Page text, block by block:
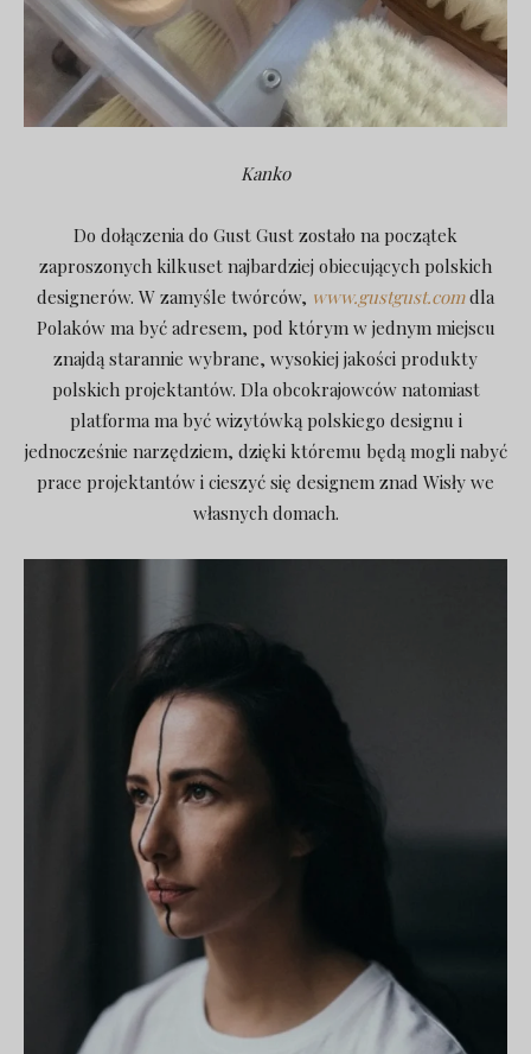
Kanko
Do dołączenia do Gust Gust zostało na początek
zaproszonych kilkuset najbardziej obiecujących polskich
designerów. W zamyśle twórców, www.gustgust.comdla
Polaków ma być adresem, pod którym w jednym miejscu
znajdą starannie wybrane, wysokiej jakości produkty
polskich projektantów. Dla obcokrajowców natomiast
platforma ma być wizytówką polskiego designu i
jednocześnie narzędziem, dzięki któremu będą mogli nabyć
prace projektantów i cieszyć się designem znad Wisły we
własnych domach.